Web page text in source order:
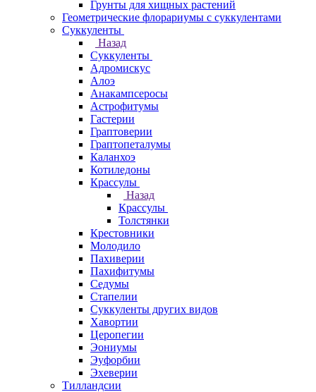
Грунты для хищных растений
Геометрические флорариумы с суккулентами
Суккуленты
Назад
Суккуленты
Адромискус
Алоэ
Анакампсеросы
Астрофитумы
Гастерии
Граптоверии
Граптопеталумы
Каланхоэ
Котиледоны
Крассулы
Назад
Крассулы
Толстянки
Крестовники
Молодило
Пахиверии
Пахифитумы
Седумы
Стапелии
Суккуленты других видов
Хавортии
Церопегии
Эониумы
Эуфорбии
Эхеверии
Тилландсии